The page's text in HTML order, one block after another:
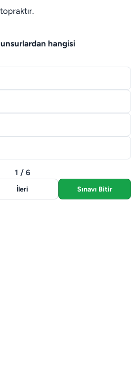
hangisi
1 / 6
İleri Sınavı Bitir